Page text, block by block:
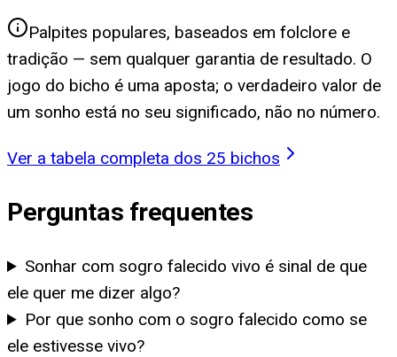
Palpites populares, baseados em folclore e
tradição — sem qualquer garantia de resultado. O
jogo do bicho é uma aposta; o verdadeiro valor de
um sonho está no seu significado, não no número.
Ver a tabela completa dos 25 bichos
Perguntas frequentes
Sonhar com sogro falecido vivo é sinal de que
ele quer me dizer algo?
Por que sonho com o sogro falecido como se
ele estivesse vivo?